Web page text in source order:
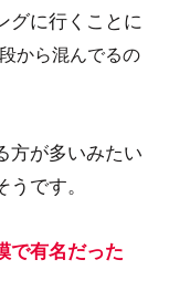
グに行くことに
から混んでるの
方が多いみたい
です。
で有名だった